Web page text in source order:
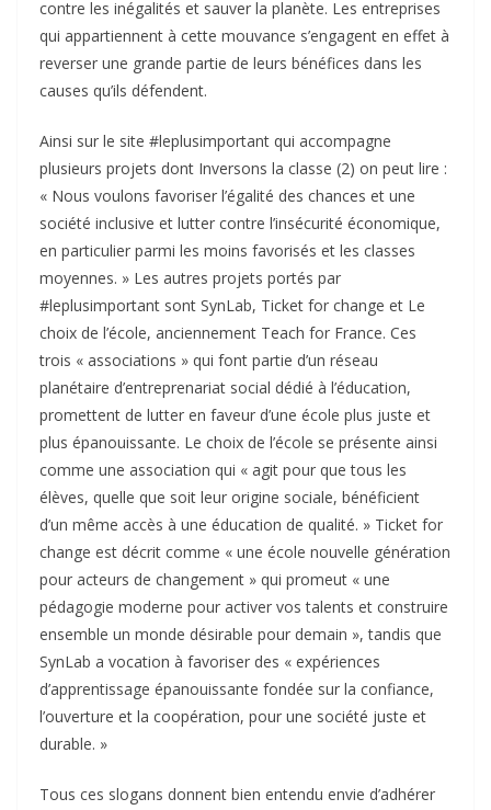
contre les inégalités et sauver la planète. Les entreprises
qui appartiennent à cette mouvance s’engagent en effet à
reverser une grande partie de leurs bénéfices dans les
causes qu’ils défendent.
Ainsi sur le site #leplusimportant qui accompagne
plusieurs projets dont Inversons la classe (2) on peut lire :
« Nous voulons favoriser l’égalité des chances et une
société inclusive et lutter contre l’insécurité économique,
en particulier parmi les moins favorisés et les classes
moyennes. » Les autres projets portés par
#leplusimportant sont SynLab, Ticket for change et Le
choix de l’école, anciennement Teach for France. Ces
trois « associations » qui font partie d’un réseau
planétaire d’entreprenariat social dédié à l’éducation,
promettent de lutter en faveur d’une école plus juste et
plus épanouissante. Le choix de l’école se présente ainsi
comme une association qui « agit pour que tous les
élèves, quelle que soit leur origine sociale, bénéficient
d’un même accès à une éducation de qualité. » Ticket for
change est décrit comme « une école nouvelle génération
pour acteurs de changement » qui promeut « une
pédagogie moderne pour activer vos talents et construire
ensemble un monde désirable pour demain », tandis que
SynLab a vocation à favoriser des « expériences
d’apprentissage épanouissante fondée sur la confiance,
l’ouverture et la coopération, pour une société juste et
durable. »
Tous ces slogans donnent bien entendu envie d’adhérer